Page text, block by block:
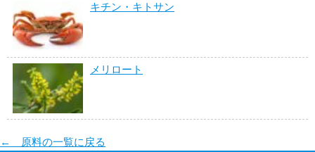
キチン・キトサン
メリロート
← 原料の一覧に戻る